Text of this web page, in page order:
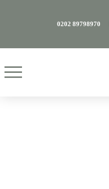
0202 89798970